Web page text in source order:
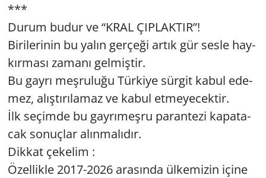
***
Durum budur ve “KRAL ÇIP­LAK­TIR”!
Bi­ri­le­ri­nin bu yalın ger­çe­ği artık gür sesle hay­
kır­ma­sı za­ma­nı gel­miş­tir.
Bu gayrı meş­ru­lu­ğu Tür­ki­ye sür­git kabul ede­
mez, alış­tı­rı­la­maz ve kabul et­me­ye­cek­tir.
İlk se­çim­de bu gay­rı­meş­ru pa­ran­te­zi ka­pa­ta­
cak so­nuç­lar alın­ma­lı­dır.
Dik­kat çe­ke­lim :
Özel­lik­le 2017-2026 ara­sın­da ül­ke­mi­zin içine